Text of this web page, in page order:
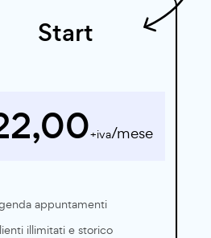
Start
+iva/mese
appuntamenti
illimitati e storico